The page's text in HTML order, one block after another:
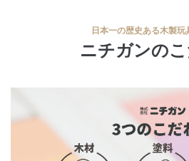
日本一の歴史ある木製玩
ニチガンの